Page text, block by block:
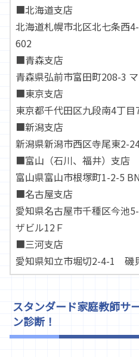
■北海道支店
北海道札幌市北区北七条西
602
■青森支店
青森県弘前市富田町208-3
■東京支店
東京都千代田区九段南4丁
■新潟支店
新潟県新潟市西区寺尾東2-
■富山（石川、福井）支店
富山県富山市根塚町1-2-5
■名古屋支店
愛知県名古屋市千種区今池
ザビル12Ｆ
■三河支店
愛知県知立市堀切2-4-1 磯
スタンダード家庭教師サ
ン診断！